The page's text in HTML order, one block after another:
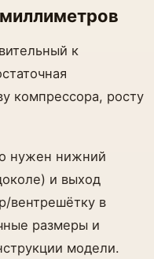
к
компрессора, росту
нужен нижний
и выход
вентрешётку в
размеры и
модели.